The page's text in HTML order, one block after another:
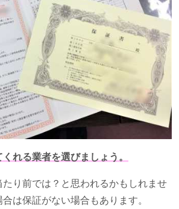
れる業者を選びましょう。
り前では？と思われるかもしれませ
は保証がない場合もあります。